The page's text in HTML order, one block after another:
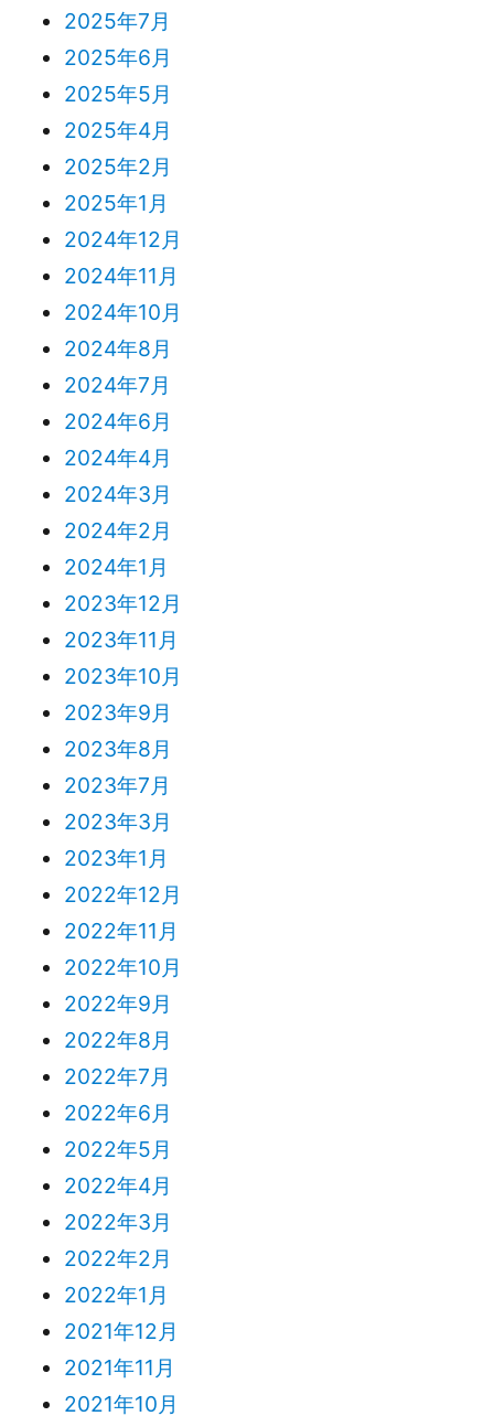
2025年7月
2025年6月
2025年5月
2025年4月
2025年2月
2025年1月
2024年12月
2024年11月
2024年10月
2024年8月
2024年7月
2024年6月
2024年4月
2024年3月
2024年2月
2024年1月
2023年12月
2023年11月
2023年10月
2023年9月
2023年8月
2023年7月
2023年3月
2023年1月
2022年12月
2022年11月
2022年10月
2022年9月
2022年8月
2022年7月
2022年6月
2022年5月
2022年4月
2022年3月
2022年2月
2022年1月
2021年12月
2021年11月
2021年10月